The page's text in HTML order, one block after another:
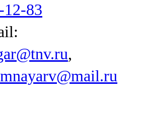
12-83
,